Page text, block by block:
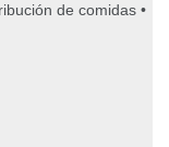
de comidas •